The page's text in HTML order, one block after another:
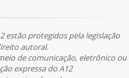
estão protegidos pela legislação
autoral.
de comunicação, eletrônico ou
expressa do A12